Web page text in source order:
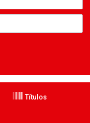
Títulos